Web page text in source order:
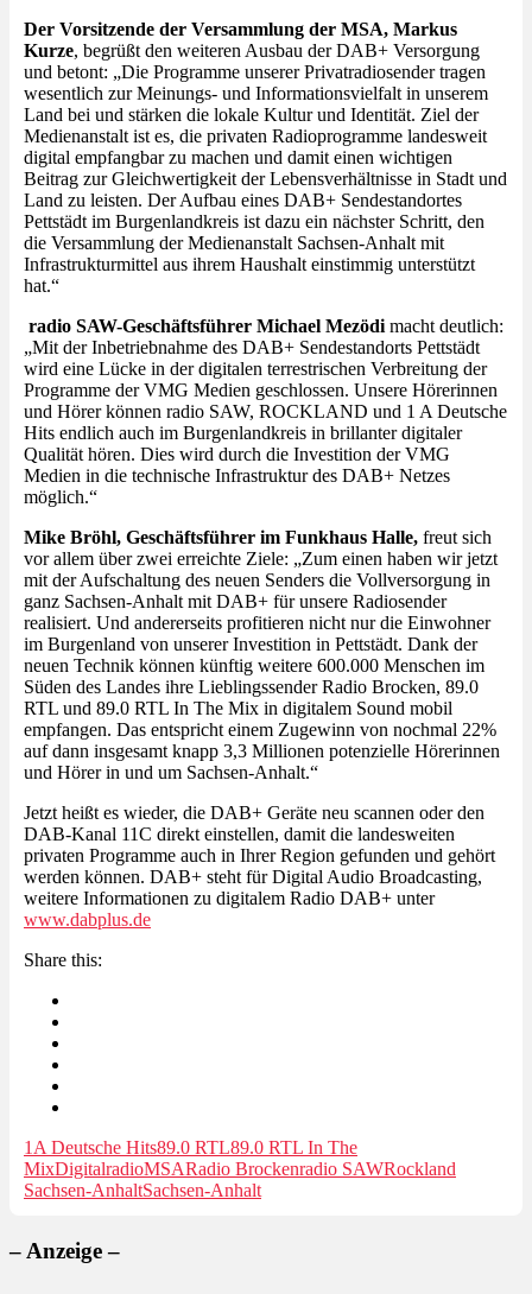
Der Vorsitzende der Versammlung der MSA, Markus
Kurze, begrüßt den weiteren Ausbau der DAB+ Versorgung
und betont: „Die Programme unserer Privatradiosender tragen
wesentlich zur Meinungs- und Informationsvielfalt in unserem
Land bei und stärken die lokale Kultur und Identität. Ziel der
Medienanstalt ist es, die privaten Radioprogramme landesweit
digital empfangbar zu machen und damit einen wichtigen
Beitrag zur Gleichwertigkeit der Lebensverhältnisse in Stadt und
Land zu leisten. Der Aufbau eines DAB+ Sendestandortes
Pettstädt im Burgenlandkreis ist dazu ein nächster Schritt, den
die Versammlung der Medienanstalt Sachsen-Anhalt mit
Infrastrukturmittel aus ihrem Haushalt einstimmig unterstützt
hat.“
radio SAW-Geschäftsführer Michael Mezödi macht deutlich:
„Mit der Inbetriebnahme des DAB+ Sendestandorts Pettstädt
wird eine Lücke in der digitalen terrestrischen Verbreitung der
Programme der VMG Medien geschlossen. Unsere Hörerinnen
und Hörer können radio SAW, ROCKLAND und 1 A Deutsche
Hits endlich auch im Burgenlandkreis in brillanter digitaler
Qualität hören. Dies wird durch die Investition der VMG
Medien in die technische Infrastruktur des DAB+ Netzes
möglich.“
Mike Bröhl, Geschäftsführer im Funkhaus Halle, freut sich
vor allem über zwei erreichte Ziele: „Zum einen haben wir jetzt
mit der Aufschaltung des neuen Senders die Vollversorgung in
ganz Sachsen-Anhalt mit DAB+ für unsere Radiosender
realisiert. Und andererseits profitieren nicht nur die Einwohner
im Burgenland von unserer Investition in Pettstädt. Dank der
neuen Technik können künftig weitere 600.000 Menschen im
Süden des Landes ihre Lieblingssender Radio Brocken, 89.0
RTL und 89.0 RTL In The Mix in digitalem Sound mobil
empfangen. Das entspricht einem Zugewinn von nochmal 22%
auf dann insgesamt knapp 3,3 Millionen potenzielle Hörerinnen
und Hörer in und um Sachsen-Anhalt.“
Jetzt heißt es wieder, die DAB+ Geräte neu scannen oder den
DAB-Kanal 11C direkt einstellen, damit die landesweiten
privaten Programme auch in Ihrer Region gefunden und gehört
werden können. DAB+ steht für Digital Audio Broadcasting,
weitere Informationen zu digitalem Radio DAB+ unter
www.dabplus.de
Share this:
1A Deutsche Hits89.0 RTL89.0 RTL In The
MixDigitalradioMSARadio Brockenradio SAWRockland
Sachsen-AnhaltSachsen-Anhalt
– Anzeige –